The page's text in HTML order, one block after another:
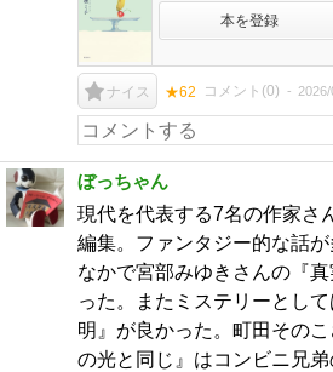
本を登録
ナイス ★62 コメント(0)
ぼっちゃん
現代を代表する7名の作家さ
編集。ファンタジー的な話
なかで宮部みゆきさんの『
った。またミステリーとし
明』が良かった。町田その
の光と同じ』はコンビニ兄